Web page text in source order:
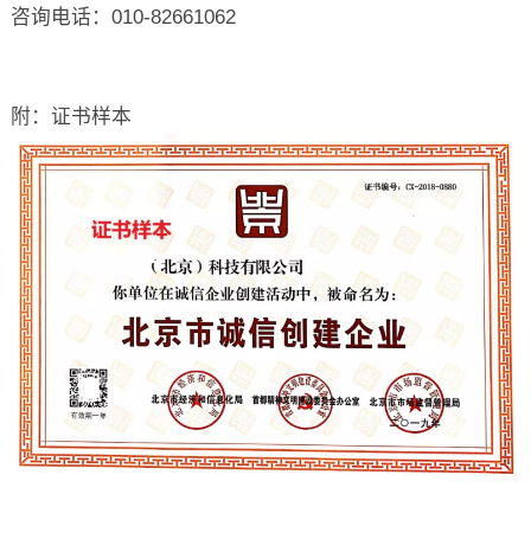
咨询电话：010-82661062
附：证书样本